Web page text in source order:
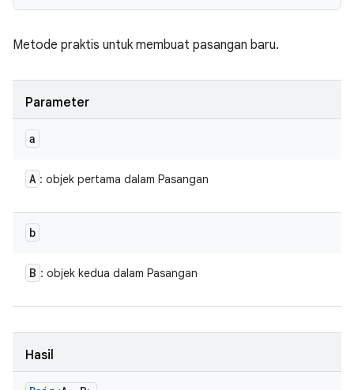
Metode praktis untuk membuat pasangan baru.
Parameter
a
A : objek pertama dalam Pasangan
b
B : objek kedua dalam Pasangan
Hasil